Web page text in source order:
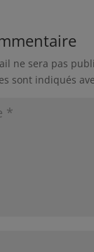
ne sera pas
sont indiqués